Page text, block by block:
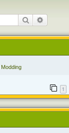
Cerca
Modding
1